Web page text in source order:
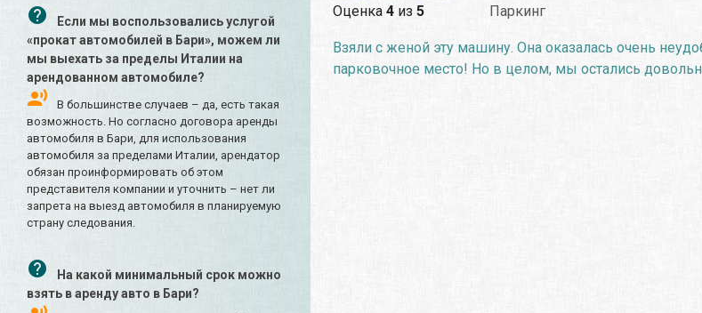
Если мы воспользовались услугой
«прокат автомобилей в Бари», можем ли
мы выехать за пределы Италии на
арендованном автомобиле?
В большинстве случаев – да, есть такая
возможность. Но согласно договора аренды
автомобиля в Бари, для использования
автомобиля за пределами Италии, арендатор
обязан проинформировать об этом
представителя компании и уточнить – нет ли
запрета на выезд автомобиля в планируемую
страну следования.
На какой минимальный срок можно
взять в аренду авто в Бари?
Оценка 4из 5
Паркинг
Взяли с женой эту машину. Она оказалась очень
парковочное место! Но в целом, мы остались